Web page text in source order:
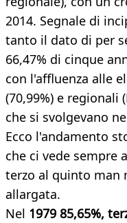
2014. Segnale di
tanto il dato di per
66,47% di cinque
con l'affluenza alle
(70,99%) e regionali
che si svolgevano
Ecco l'andamento
che ci vede sempre
terzo al quinto man
allargata.
Nel 1979 85,65%,